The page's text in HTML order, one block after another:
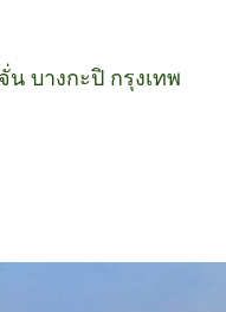
บางกะปิ กรุงเทพ